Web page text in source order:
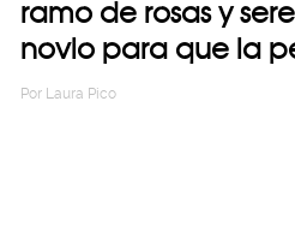
ramo de rosas y
novio para que la
Por Laura Pico